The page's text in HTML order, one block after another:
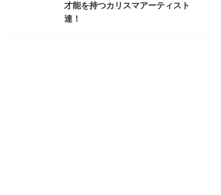
才能を持つカリスマアーティスト
達！